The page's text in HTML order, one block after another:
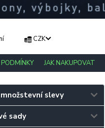
JAK NAKUPOVAT
CZK
množstevní slevy
sady